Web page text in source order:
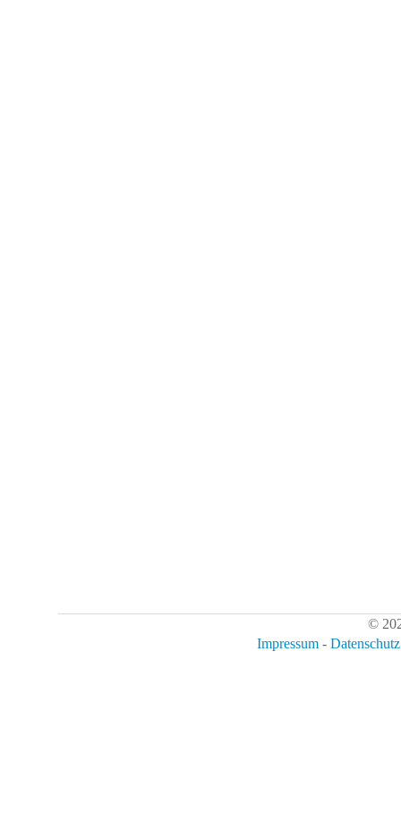
©
Impressum - Datenschutz